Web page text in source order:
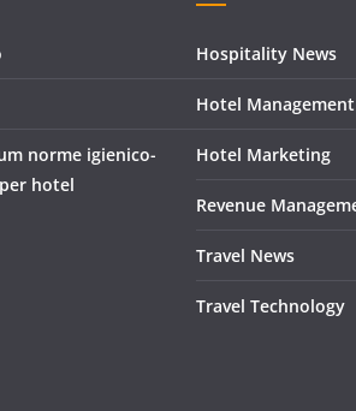
norme igienico-
hotel
Hospitality News
Hotel Management
Hotel Marketing
Revenue
Travel News
Travel Technology